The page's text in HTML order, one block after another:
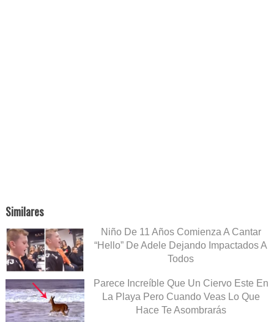
Similares
Niño De 11 Años Comienza A Cantar
“Hello” De Adele Dejando Impactados A
Todos
Parece Increíble Que Un Ciervo Este En
La Playa Pero Cuando Veas Lo Que
Hace Te Asombrarás